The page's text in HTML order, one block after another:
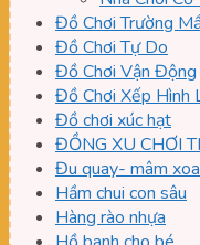
Đồ Chơi Trường
Đồ Chơi Tự Do
Đồ Chơi Vận Động
Đồ Chơi Xếp Hình
Đồ chơi xúc hạt
ĐỒNG XU CHƠI
Đu quay- mâm
Hầm chui con sâu
Hàng rào nhựa